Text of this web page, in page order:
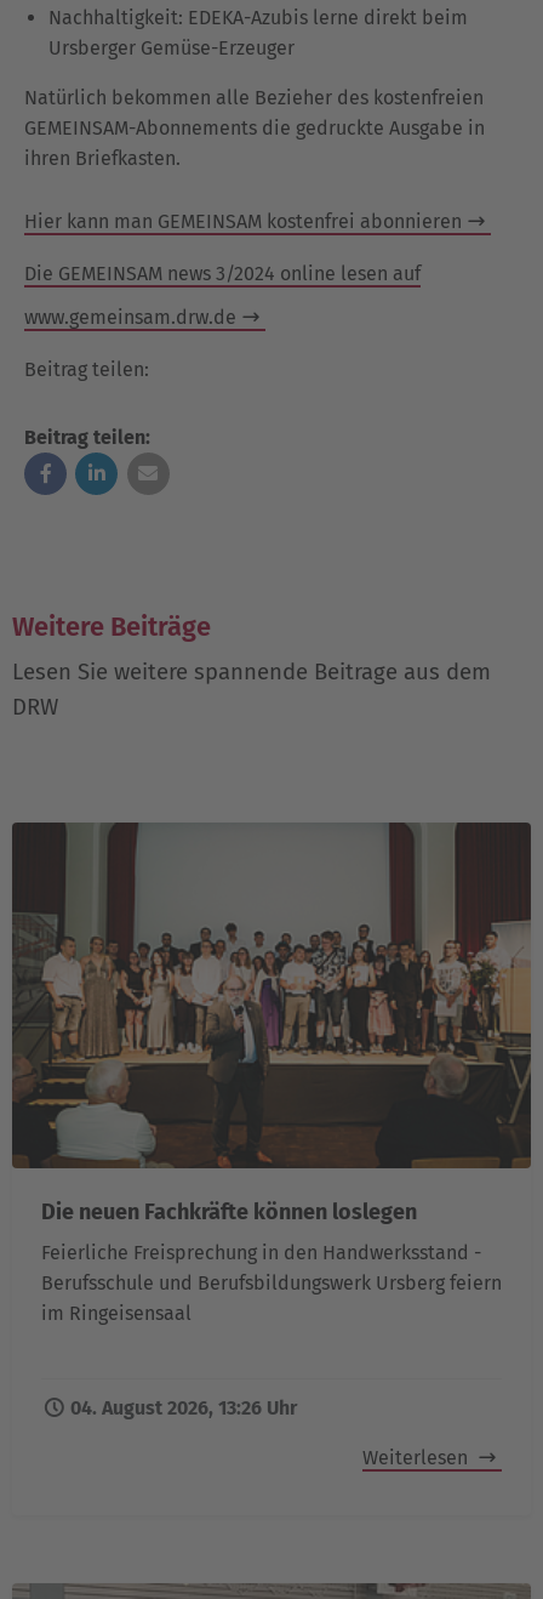
Nachhaltigkeit: EDEKA-Azubis lerne direkt beim
Ursberger Gemüse-Erzeuger
Natürlich bekommen alle Bezieher des kostenfreien
GEMEINSAM-Abonnements die gedruckte Ausgabe in
ihren Briefkasten.
Hier kann man GEMEINSAM kostenfrei abonnieren
Die GEMEINSAM news 3/2024 online lesen auf
www.gemeinsam.drw.de
Beitrag teilen:
Beitrag teilen:
Weitere Beiträge
Lesen Sie weitere spannende Beitrage aus dem
DRW
Die neuen Fachkräfte können loslegen
Feierliche Freisprechung in den Handwerksstand -
Berufsschule und Berufsbildungswerk Ursberg feiern
im Ringeisensaal
04. August 2026, 13:26 Uhr
Weiterlesen